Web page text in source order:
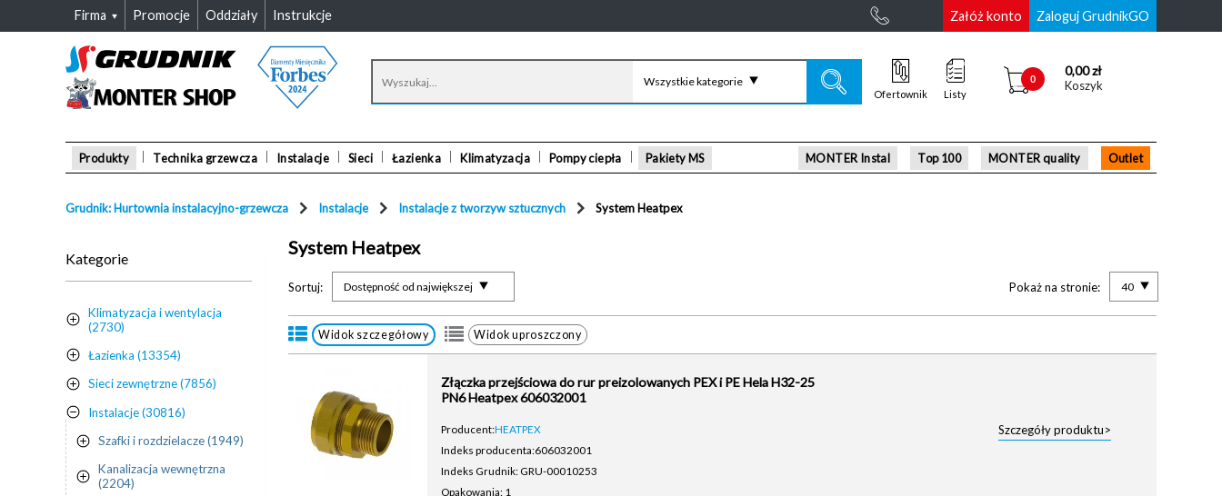
Załóż konto Zaloguj GrudnikGO
Firma Promocje Oddziały Instrukcje
Wszystkie kategorie 0
0,00 zł
Koszyk
Ofertownik Listy
Produkty Technika grzewcza Instalacje Sieci Łazienka Klimatyzacja Pompy ciepła Pakiety MS MONTER Instal Top 100 MONTER quality Outlet
Grudnik: Hurtownia instalacyjno-grzewcza Instalacje Instalacje z tworzyw sztucznych System Heatpex
Kategorie
Klimatyzacja i wentylacja
(2730)
Łazienka (13354)
Sieci zewnętrzne (7856)
Instalacje (30816)
Szafki i rozdzielacze (1949)
Kanalizacja wewnętrzna
(2204)
System Heatpex
Sortuj: Dostępność od największej Pokaż na stronie: 40
Widok szczegółowy Widok uproszczony
Złączka przejściowa do rur preizolowanych PEX i PE Hela H32-25
PN6 Heatpex 606032001
Producent:HEATPEX
Indeks producenta:606032001
Indeks Grudnik: GRU-00010253
Opakowania: 1
Szczegóły produktu>